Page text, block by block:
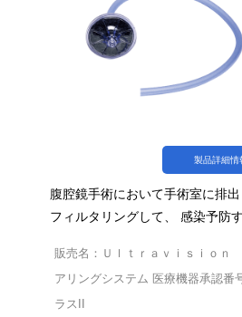
製品詳細情
腹腔鏡手術において手術室に排
フィルタリングして、 感染予防
販売名：Ｕｌｔｒａｖｉｓｉｏｎ
アリングシステム 医療機器承認
ラスII